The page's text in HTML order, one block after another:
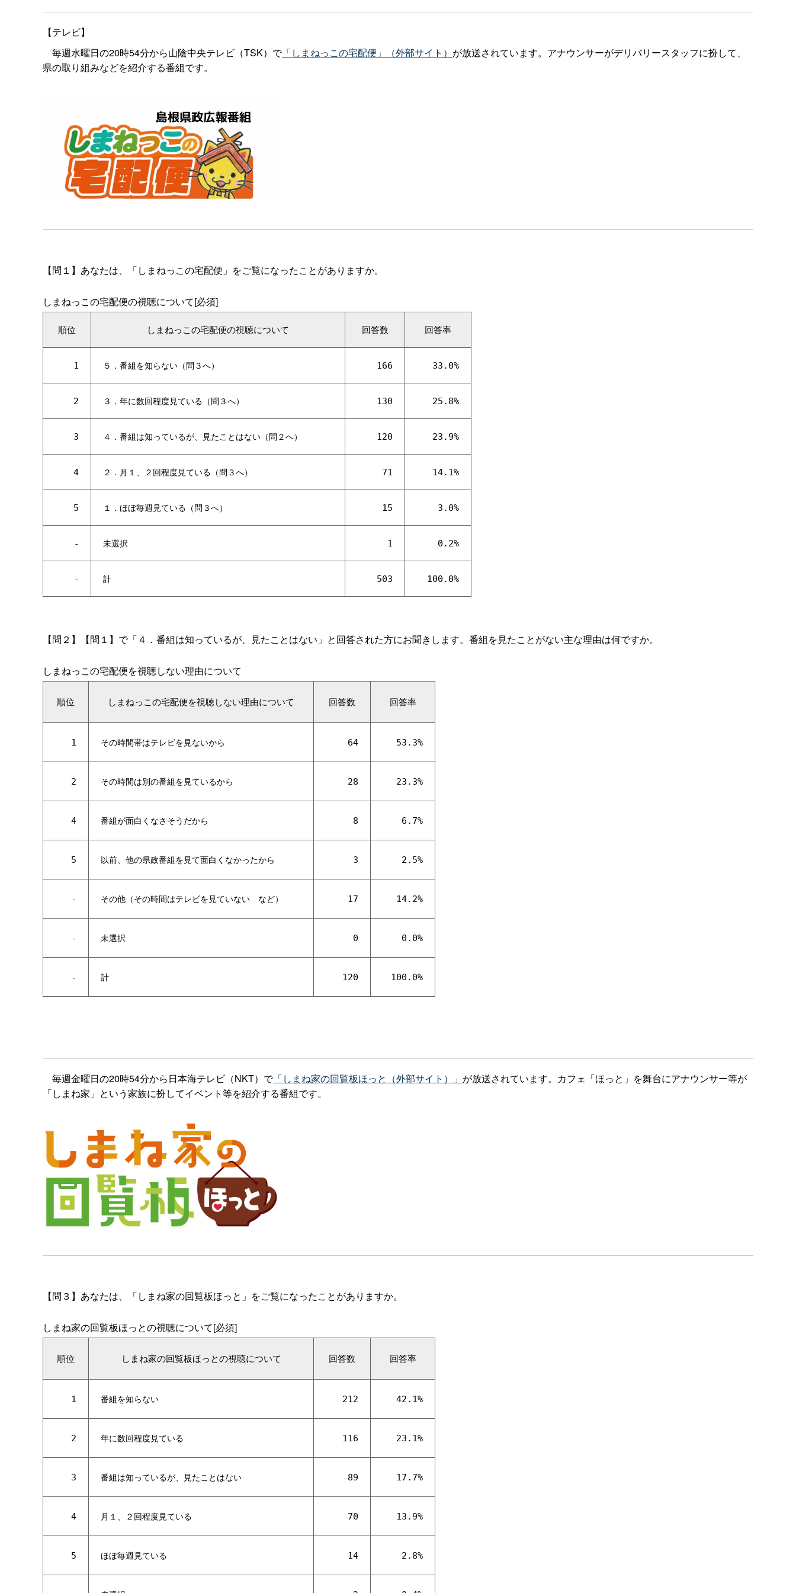
【テレビ】
毎週水曜日の20時54分から山陰中央テレビ（TSK）で「しまねっこの宅配便」（外部サイト） が放送されています。アナウンサーがデリバリースタッフに扮して、
県の取り組みなどを紹介する番組です。
【問１】あなたは、「しまねっこの宅配便」をご覧になったことがありますか。
しまねっこの宅配便の視聴について[必須]
順位 しまねっこの宅配便の視聴について 回答数 回答率
1 ５．番組を知らない（問３へ） 166 33.0%
2 ３．年に数回程度見ている（問３へ） 130 25.8%
3 ４．番組は知っているが、見たことはない（問２へ） 120 23.9%
4 ２．月１、２回程度見ている（問３へ） 71 14.1%
5 １．ほぼ毎週見ている（問３へ） 15 3.0%
- 未選択 1 0.2%
- 計 503 100.0%
【問２】【問１】で「４．番組は知っているが、見たことはない」と回答された方にお聞きします。番組を見たことがない主な理由は何ですか。
しまねっこの宅配便を視聴しない理由について
順位 しまねっこの宅配便を視聴しない理由について 回答数 回答率
1 その時間帯はテレビを見ないから 64 53.3%
2 その時間は別の番組を見ているから 28 23.3%
4 番組が面白くなさそうだから 8 6.7%
5 以前、他の県政番組を見て面白くなかったから 3 2.5%
- その他（その時間はテレビを見ていない など） 17 14.2%
- 未選択 0 0.0%
- 計 120 100.0%
毎週金曜日の20時54分から日本海テレビ（NKT）で「しまね家の回覧板ほっと（外部サイト）」 が放送されています。カフェ「ほっと」を舞台にアナウンサー等が
「しまね家」という家族に扮してイベント等を紹介する番組です。
【問３】あなたは、「しまね家の回覧板ほっと」をご覧になったことがありますか。
しまね家の回覧板ほっとの視聴について[必須]
順位 しまね家の回覧板ほっとの視聴について 回答数 回答率
1 番組を知らない 212 42.1%
2 年に数回程度見ている 116 23.1%
3 番組は知っているが、見たことはない 89 17.7%
4 月１、２回程度見ている 70 13.9%
5 ほぼ毎週見ている 14 2.8%